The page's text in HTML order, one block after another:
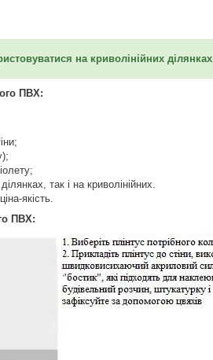
на криволінійних ділянках
ПВХ:
так і на криволінійних.
якість.
ПВХ: